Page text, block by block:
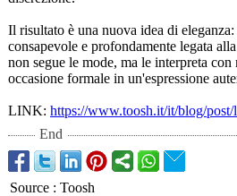
Il risultato è una nuova idea di
consapevole e profondamente legata
non segue le mode, ma le interpreta
occasione formale in un'espressione
LINK: https://www.toosh.it/it/blog/post/
End
Source : Toosh